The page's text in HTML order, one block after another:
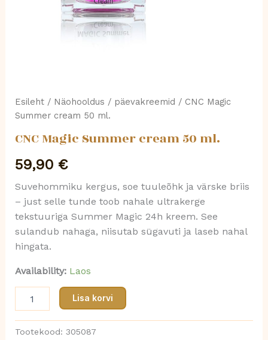
Esileht/ Näohooldus / päevakreemid / CNC Magic
Summer cream 50 ml.
CNC Magic Summer cream 50 ml.
59,90 €
Suvehommiku kergus, soe tuuleõhk ja värske briis
– just selle tunde toob nahale ultrakerge
tekstuuriga Summer Magic 24h kreem. See
sulandub nahaga, niisutab sügavuti ja laseb nahal
hingata.
Availability: Laos
Lisa korvi
Tootekood: 305087